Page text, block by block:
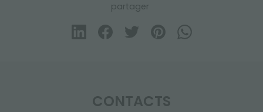
partager
CONTACTS